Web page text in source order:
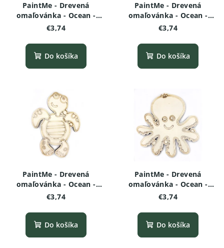
PaintMe - Drevená
omaľovánka - Ocean -
Ryba (so sieťovým
€3,74
Do košíka
PaintMe - Drevená
omaľovánka - Ocean -
Ryba (okrúhle telo,
€3,74
Do košíka
PaintMe - Drevená
omaľovánka - Ocean -
Korytnačka
€3,74
Do košíka
PaintMe - Drevená
omaľovánka - Ocean -
Chobotnica
€3,74
Do košíka